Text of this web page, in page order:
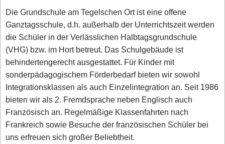
Die Grundschule am Tegelschen Ort ist eine offene
Ganztagsschule, d.h. außerhalb der Unterrichtszeit werden
die Schüler in der Verlässlichen Halbtagsgrundschule
(VHG) bzw. im Hort betreut. Das Schulgebäude ist
behindertengerecht ausgestattet. Für Kinder mit
sonderpädagogischem Förderbedarf bieten wir sowohl
Integrationsklassen als auch Einzelintegration an. Seit 1986
bieten wir als 2. Fremdsprache neben Englisch auch
Französisch an. Regelmäßige Klassenfahrten nach
Frankreich sowie Besuche der französischen Schüler bei
uns erfreuen sich großer Beliebtheit.